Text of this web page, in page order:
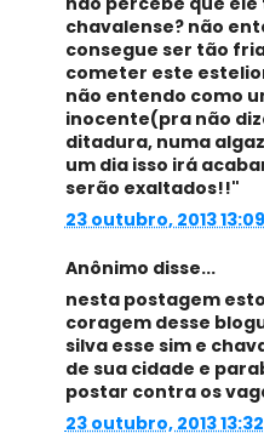
chavalense? não
consegue ser tão
cometer este
não entendo como
inocente(pra não
ditadura, numa
um dia isso irá
serão exaltados!!"
23 outubro, 2013 13:09
Anônimo disse...
nesta postagem
coragem desse
silva esse sim e
de sua cidade e
postar contra os
23 outubro, 2013 13:32